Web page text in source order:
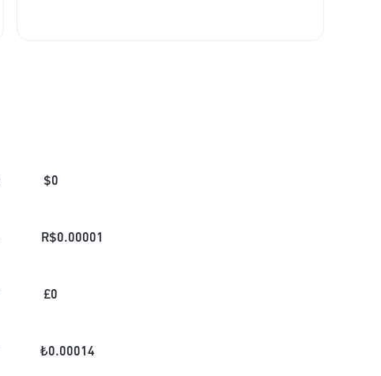
$0
R$0.00001
£0
₺0.00014